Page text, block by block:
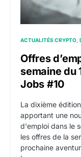
ACTUALITÉS CRYPTO
Offres
semaine du
Jobs #10
La dixième
apportant une
d'emploi dans le
les offres de la
prochaine